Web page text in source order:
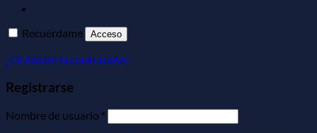
Recuérdame Acceso
¿Olvidaste la contraseña?
Registrarse
Nombre de usuario * Obligatorio